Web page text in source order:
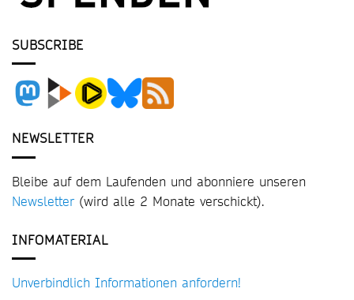
SUBSCRIBE
NEWSLETTER
Bleibe auf dem Laufenden und abonniere unseren
Newsletter (wird alle 2 Monate verschickt).
INFOMATERIAL
Unverbindlich Informationen anfordern!